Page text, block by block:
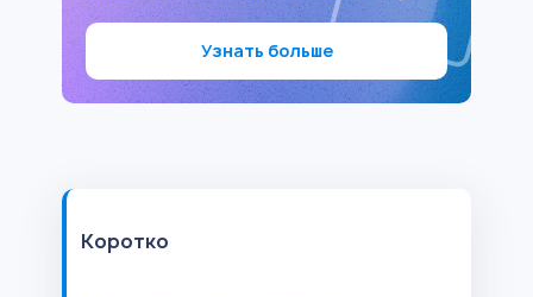
Узнать больше
Коротко